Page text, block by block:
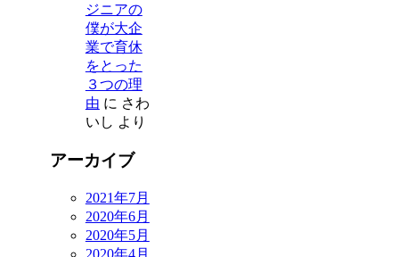
ジニアの
僕が大企
業で育休
をとった
３つの理
由 に さわ
いし より
アーカイブ
2021年7月
2020年6月
2020年5月
2020年4月